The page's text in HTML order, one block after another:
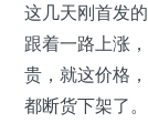
这几天刚首发
跟着一路上涨
贵，就这价格
都断货下架了。